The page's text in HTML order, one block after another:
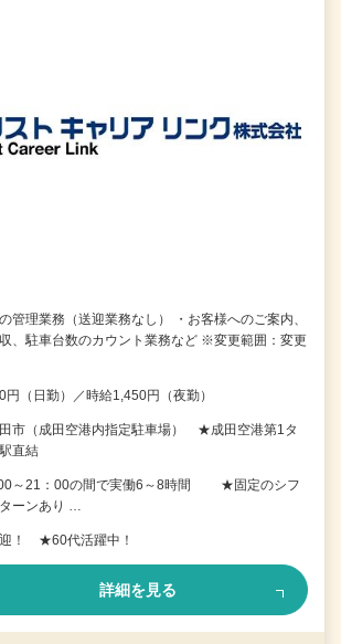
管理業務（送迎業務なし） ・お客様へのご案内、
、駐車台数のカウント業務など ※変更範囲：変更
円（日勤）／時給1,450円（夜勤）
市（成田空港内指定駐車場） ★成田空港第1タ
直結
00～21：00の間で実働6～8時間 ★固定のシフ
ーンあり …
！ ★60代活躍中！
詳細を見る